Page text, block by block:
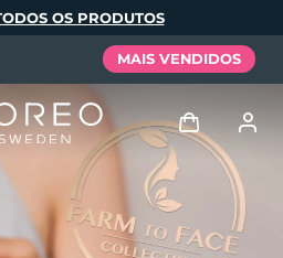
OS PRODUTOS
MAIS VENDIDOS
Entrar